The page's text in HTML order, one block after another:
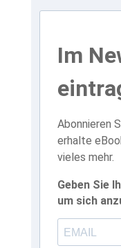
Im
Abonnieren
erhalte
vieles mehr.
Geben Sie
um sich